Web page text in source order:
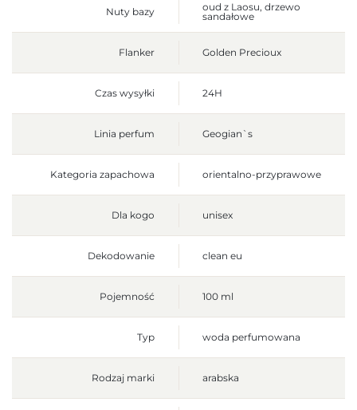
Nuty bazy
oud z Laosu, drzewo
sandałowe
Flanker Golden Precioux
Czas wysyłki 24H
Linia perfum Geogian`s
Kategoria zapachowa orientalno-przyprawowe
Dla kogo unisex
Dekodowanie clean eu
Pojemność 100 ml
Typ woda perfumowana
Rodzaj marki arabska